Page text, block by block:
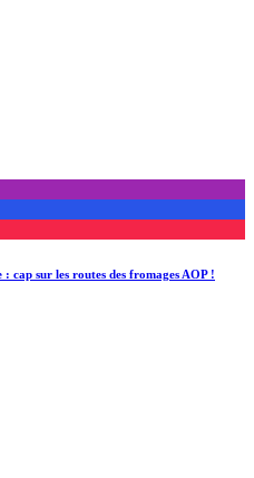
cap sur les routes des fromages AOP !